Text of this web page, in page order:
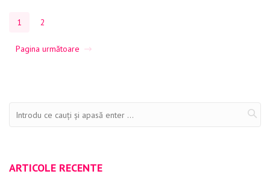
1 2
Pagina următoare
ARTICOLE RECENTE